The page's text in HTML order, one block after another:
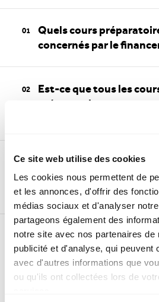
Ce site web utilise des cookies
Les cookies nous permettent de
et les annonces, d'offrir des
médias sociaux et d'analyser
partageons également des
notre site avec nos partenaires de
publicité et d'analyse, qui peuvent
avec d'autres informations que
ou qu'ils ont collectées lors de
Quels cours
concernés par le
Est-ce que tous les
préparatoires aux
Si vous êtes admissible
financement, veuillez
points suivants:
Le cours préparatoire ne doit pas
cantonale. Renseignez-vous auprès
Votre domicile doit se trouver en
décision concernant la réussite de
l’examen).
La contribution fédérale
remboursée qu’après la
l’examen. Pour cela,
suivants sont requis: